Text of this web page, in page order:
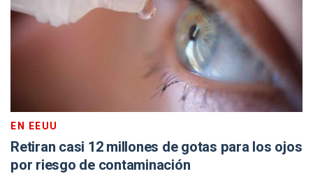
EN EEUU
Retiran casi 12 millones de gotas para los ojos
por riesgo de contaminación